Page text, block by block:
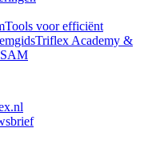
Tools voor efficiënt
Triflex Academy &